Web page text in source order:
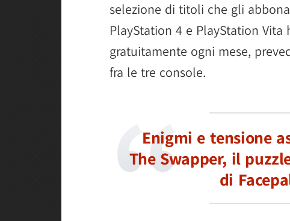
selezione di titoli che gli
PlayStation 4 e PlayStation
gratuitamente ogni mese,
fra le tre console.
Enigmi e tensione
The Swapper, il
di